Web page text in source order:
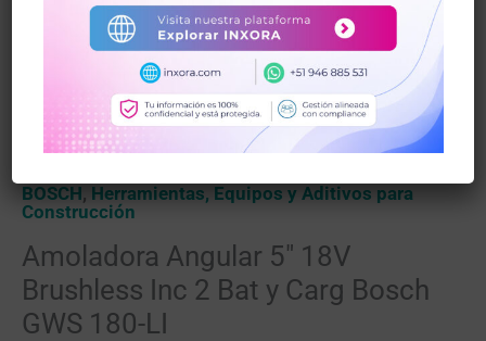
Herramientas, Equipos y Aditivos para
Construcción/BOSCH/ Amoladora Angular 5″ 18V
Brushless Inc 2 Bat y Carg Bosch GWS 180-LI
BOSCH, Herramientas, Equipos y Aditivos para
Construcción
Amoladora Angular 5″ 18V
Brushless Inc 2 Bat y Carg Bosch
GWS 180-LI
cantidad